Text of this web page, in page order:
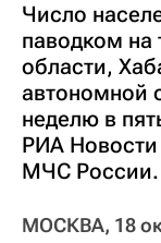
Число
паводком на
области,
автономной
неделю в
РИА Новости
МЧС России.
МОСКВА, 18